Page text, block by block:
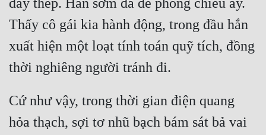
dây thép. Hắn sớm đã đề phòng chiêu ấy.
Thấy cô gái kia hành động, trong đầu hắn
xuất hiện một loạt tính toán quỹ tích, đồng
Cứ như vậy, trong thời gian điện quang
hỏa thạch, sợi tơ nhũ bạch bám sát bả vai